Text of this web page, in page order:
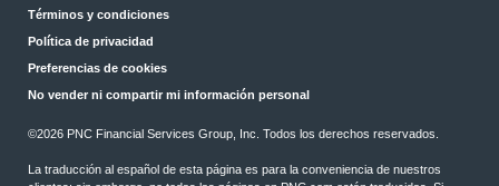
Términos y condiciones
Política de privacidad
Preferencias de cookies
No vender ni compartir mi información personal
©2026 PNC Financial Services Group, Inc. Todos los derechos reservados.
La traducción al español de esta página es para la conveniencia de nuestros